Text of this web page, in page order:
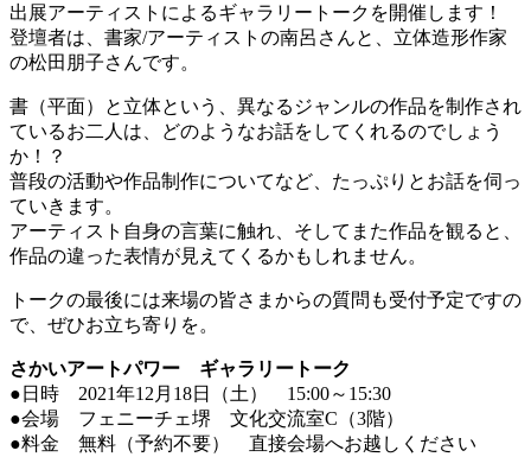
出展アーティストによるギャラリートークを開催します！
登壇者は、書家/アーティストの南呂さんと、立体造形作家
の松田朋子さんです。
書（平面）と立体という、異なるジャンルの作品を制作され
ているお二人は、どのようなお話をしてくれるのでしょう
か！？
普段の活動や作品制作についてなど、たっぷりとお話を伺っ
ていきます。
アーティスト自身の言葉に触れ、そしてまた作品を観ると、
作品の違った表情が見えてくるかもしれません。
トークの最後には来場の皆さまからの質問も受付予定ですの
で、ぜひお立ち寄りを。
さかいアートパワー ギャラリートーク
●日時 2021年12月18日（土） 15:00～15:30
●会場 フェニーチェ堺 文化交流室C（3階）
●料金 無料（予約不要） 直接会場へお越しください